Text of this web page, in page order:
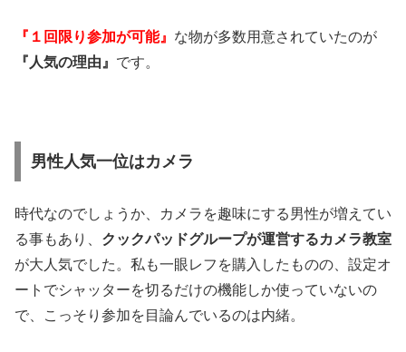
『１回限り参加が可能』 な物が多数用意されていたのが
『人気の理由』 です。
男性人気一位はカメラ
時代なのでしょうか、カメラを趣味にする男性が増えてい
る事もあり、 クックパッドグループが運営するカメラ教室
が大人気でした。私も一眼レフを購入したものの、設定オ
ートでシャッターを切るだけの機能しか使っていないの
で、こっそり参加を目論んでいるのは内緒。